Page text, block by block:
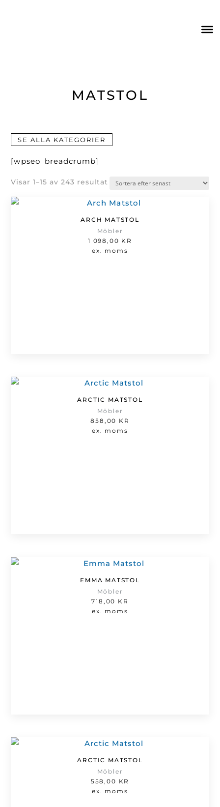
MATSTOL
SE ALLA KATEGORIER
[wpseo_breadcrumb]
Visar 1–15 av 243 resultat Sortera
senaste
ARCH MATSTOL
Möbler
1 098,00 KR
ex. moms
ARCTIC MATSTOL
Möbler
858,00 KR
ex. moms
EMMA MATSTOL
Möbler
718,00 KR
ex. moms
ARCTIC MATSTOL
Möbler
558,00 KR
ex. moms